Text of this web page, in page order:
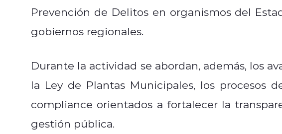
Prevención de Delitos en organismos del
gobiernos regionales.
Durante la actividad se abordan, además, los
la Ley de Plantas Municipales, los procesos
compliance orientados a fortalecer la
gestión pública.